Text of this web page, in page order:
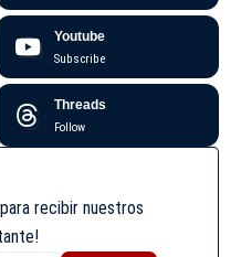
Youtube
Subscribe
Threads
Follow
recibir nuestros